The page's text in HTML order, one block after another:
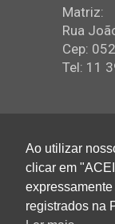
Matriz:
Rua
Cep:
Tel: 11
2022 ©
Ao utilizar
clicar em
registrados na